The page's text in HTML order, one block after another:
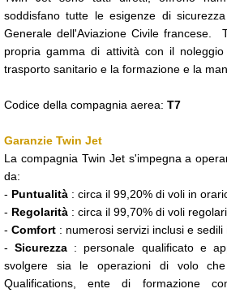
soddisfano tutte le esigenze di
Generale dell'Aviazione Civile francese.
propria gamma di attività con il
trasporto sanitario e la formazione e la
Codice della compagnia aerea: T7
Garanzie Twin Jet
La compagnia Twin Jet s'impegna a
da:
- Puntualità : circa il 99,20% di voli in
- Regolarità : circa il 99,70% di voli regolari
- Comfort : numerosi servizi inclusi e sedili
-Sicurezza : personale qualificato e
svolgere sia le operazioni di volo
Qualifications, ente di formazione